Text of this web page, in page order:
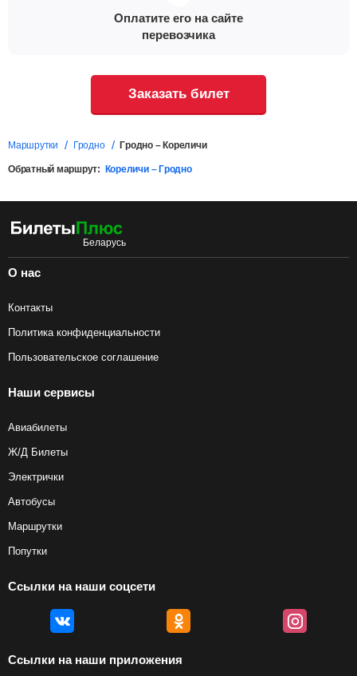
Оплатите его на сайте
перевозчика
Заказать билет
Маршрутки Гродно Гродно – Кореличи
Обратный маршрут: Кореличи – Гродно
О нас
Контакты
Политика конфиденциальности
Пользовательское соглашение
Наши сервисы
Авиабилеты
Ж/Д Билеты
Электрички
Автобусы
Маршрутки
Попутки
Ссылки на наши соцсети
Ссылки на наши приложения